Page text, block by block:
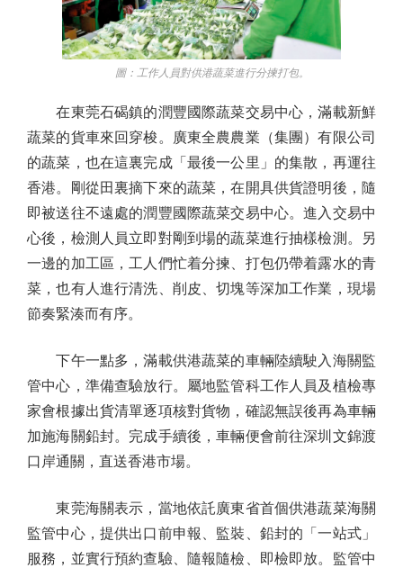
圖：工作人員對供港蔬菜進行分揀打包。
在東莞石碣鎮的潤豐國際蔬菜交易中心，滿載新鮮
蔬菜的貨車來回穿梭。廣東全農農業（集團）有限公司
的蔬菜，也在這裏完成「最後一公里」的集散，再運往
香港。剛從田裏摘下來的蔬菜，在開具供貨證明後，隨
即被送往不遠處的潤豐國際蔬菜交易中心。進入交易中
心後，檢測人員立即對剛到場的蔬菜進行抽樣檢測。另
一邊的加工區，工人們忙着分揀、打包仍帶着露水的青
菜，也有人進行清洗、削皮、切塊等深加工作業，現場
節奏緊湊而有序。
下午一點多，滿載供港蔬菜的車輛陸續駛入海關監
管中心，準備查驗放行。屬地監管科工作人員及植檢專
家會根據出貨清單逐項核對貨物，確認無誤後再為車輛
加施海關鉛封。完成手續後，車輛便會前往深圳文錦渡
口岸通關，直送香港市場。
東莞海關表示，當地依託廣東省首個供港蔬菜海關
監管中心，提供出口前申報、監裝、鉛封的「一站式」
服務，並實行預約查驗、隨報隨檢、即檢即放。監管中